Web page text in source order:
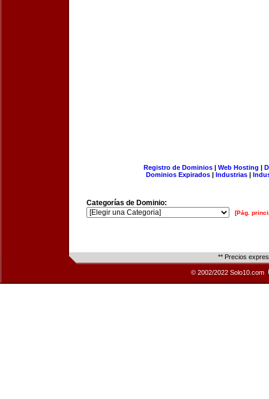
Registro de Dominios| Web Hosting |
Dominios Expirados | Industrias |
Categorías de Dominio:
[Pág.
** Precios
© 2002/2022 Solo10.com